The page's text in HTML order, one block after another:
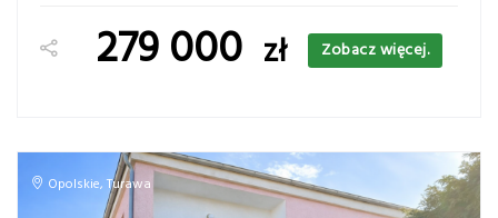
279 000 zł Zobacz więcej.
Opolskie, Turawa